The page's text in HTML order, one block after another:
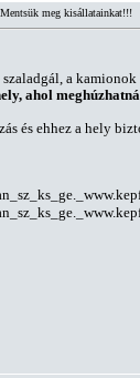
meg kisállatainkat!!!
a kamionok
ahol
és ehhez a hely